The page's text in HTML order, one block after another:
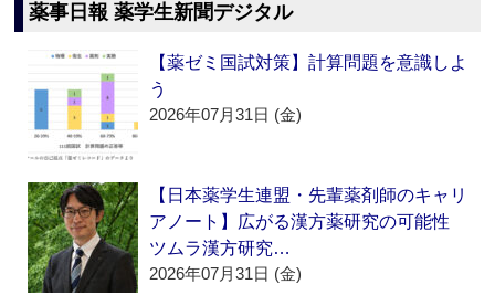
薬事日報 薬学生新聞デジタル
【薬ゼミ国試対策】計算問題を意識しよ
う
2026年07月31日 (金)
【日本薬学生連盟・先輩薬剤師のキャリ
アノート】広がる漢方薬研究の可能性
ツムラ漢方研究…
2026年07月31日 (金)